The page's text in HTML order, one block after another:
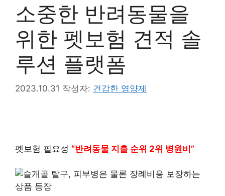
소중한 반려동물을
위한 펫보험 견적 솔
루션 플랫폼
2023.10.31 작성자: 건강한 영양제
펫보험 필요성 “반려동물 지출 순위 2위 병원비”